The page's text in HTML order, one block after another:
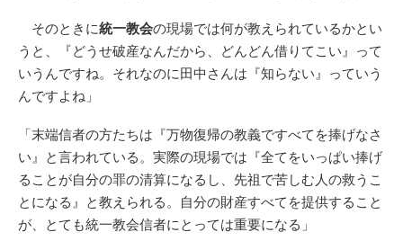
そのときに統一教会の現場では何が教えられているかとい
うと、『どうせ破産なんだから、どんどん借りてこい』って
いうんですね。それなのに田中さんは『知らない』っていう
んですよね」
「末端信者の方たちは『万物復帰の教義ですべてを捧げなさ
い』と言われている。実際の現場では『全てをいっぱい捧げ
ることが自分の罪の清算になるし、先祖で苦しむ人の救うこ
とになる』と教えられる。自分の財産すべてを提供すること
が、とても統一教会信者にとっては重要になる」